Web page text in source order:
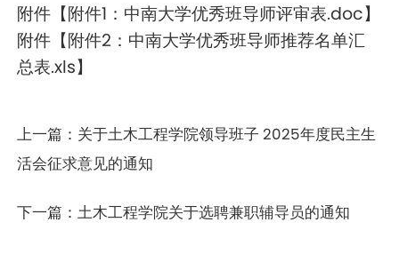
附件【附件1：中南大学优秀班导师评审表.doc】
附件【附件2：中南大学优秀班导师推荐名单汇
总表.xls】
上一篇： 关于土木工程学院领导班子 2025年度民主生
活会征求意见的通知
下一篇：土木工程学院关于选聘兼职辅导员的通知